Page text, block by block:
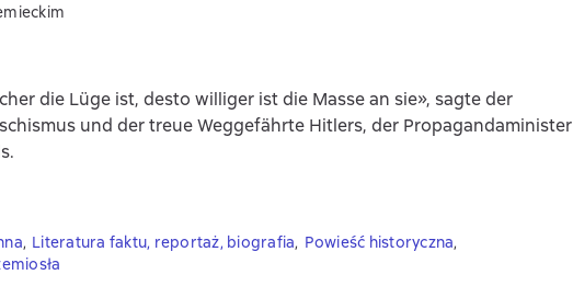
die Lüge ist, desto williger ist die Masse an sie», sagte der
und der treue Weggefährte Hitlers, der Propagandaminister
, Literatura faktu, reportaż, biografia, Powieść historyczna,